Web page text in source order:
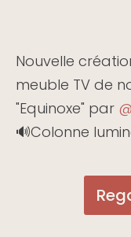
Nouvelle
meuble TV de
"Equinoxe" par
🔊Colonne